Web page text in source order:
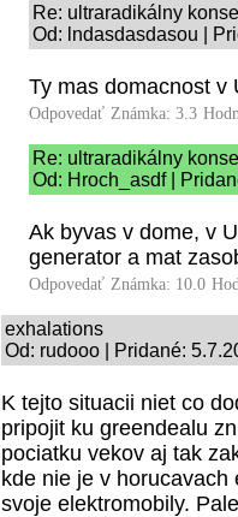
Re: ultraradikálny
Od: lndasdasdasou |
Ty mas domacnost v
Odpovedať Známka: 3.3
Re: ultraradikálny
Od: Hroch_asdf |
Ak byvas v dome, v
generator a mat
Odpovedať Známka: 10.0
exhalations
Od: rudooo | Pridané:
K tejto situacii niet co
pripojit ku greendealu
pociatku vekov aj tak
kde nie je v
svoje elektromobily.